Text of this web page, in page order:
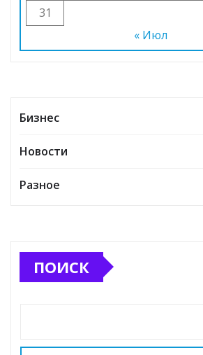
31
« Июл
Бизнес
Новости
Разное
ПОИСК